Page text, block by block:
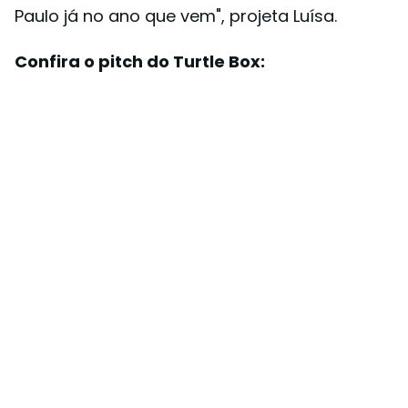
Paulo já no ano que vem", projeta Luísa.
Confira o pitch do Turtle Box: